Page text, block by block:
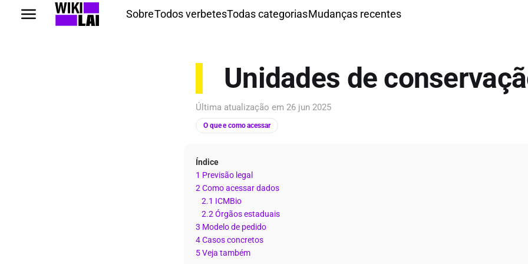
SobreTodos verbetesTodas categoriasMudanças recentes
Unidades de
Última atualização em 26 jun 2025
O que e como acessar
Índice
1 Previsão legal
2 Como acessar dados
2.1 ICMBio
2.2 Órgãos estaduais
3 Modelo de pedido
4 Casos concretos
5 Veja também